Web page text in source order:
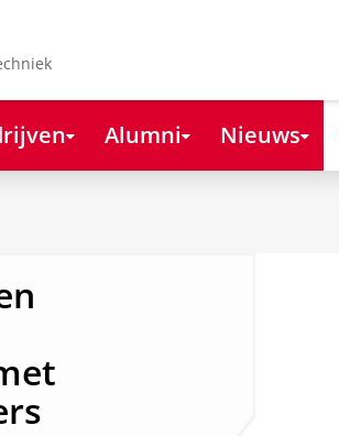
Alumni Nieuws